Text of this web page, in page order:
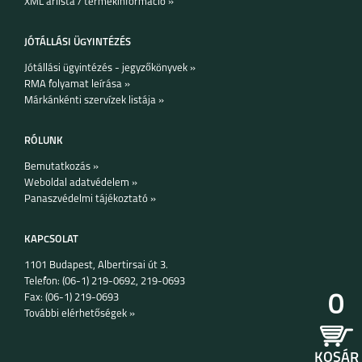
Biztonság: kijelzőbe épített ujjlenyomat-olvasó
JÓTÁLLÁSI ÜGYINTÉZÉS
Jótállási ügyintézés - jegyzőkönyvek »
RMA folyamat leírása »
Márkánkénti szervízek listája »
RÓLUNK
Bemutatkozás »
Weboldal adatvédelem »
Panaszvédelmi tájékoztató »
KAPCSOLAT
1101 Budapest, Albertirsai út 3.
Telefon: (06-1) 219-0692, 219-0693
Fax: (06-1) 219-0693
További elérhetőségek »
0
KOSÁR